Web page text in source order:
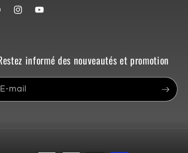
InstagramYouTube
informé des nouveautés et promotion
E-mail